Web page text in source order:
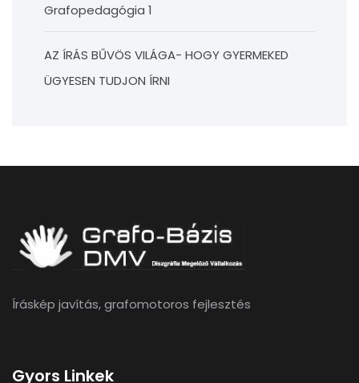
Grafopedagógia 1
AZ ÍRÁS BŰVÖS VILÁGA- HOGY GYERMEKED
ÜGYESEN TUDJON ÍRNI
Íráskép javítás, grafomotoros fejlesztés
Gyors Linkek